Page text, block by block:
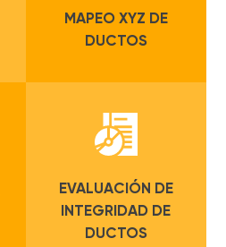
MAPEO XYZ DE
DUCTOS
EVALUACIÓN DE
INTEGRIDAD DE
DUCTOS